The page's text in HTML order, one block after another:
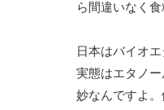
ら間違いなく
日本はバイオ
実態はエタノ
妙なんですよ